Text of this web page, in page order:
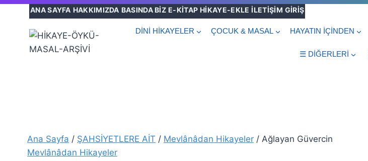
Skip
content
ANA SAYFA HAKKIMIZDA BASINDA BİZ E-KİTAP HİKAYE-EKLE İLETİŞİM GİRİŞ
DİNİ HİKAYELER ÇOCUK & MASAL HAYATIN İÇİNDEN
☰ DİĞERLERİ
Ana Sayfa / ŞAHSİYETLERE AİT / Mevlânâdan Hikayeler / Ağlayan Güvercin
Mevlânâdan Hikayeler